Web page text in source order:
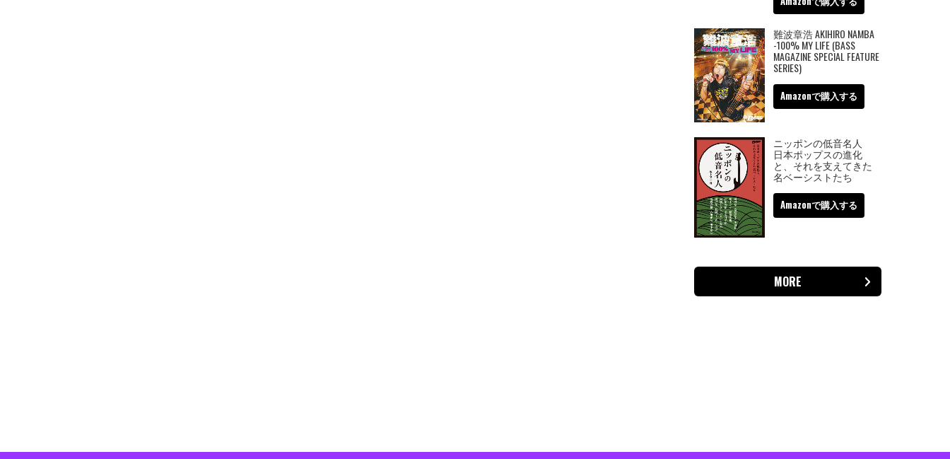
難波章浩 AKIHIRO NAMBA
-100% MY LIFE (BASS
MAGAZINE SPECIAL FEATURE
SERIES)
Amazonで購入する
ニッポンの低音名人
日本ポップスの進化
と、それを支えてきた
名ベーシストたち
Amazonで購入する
MORE